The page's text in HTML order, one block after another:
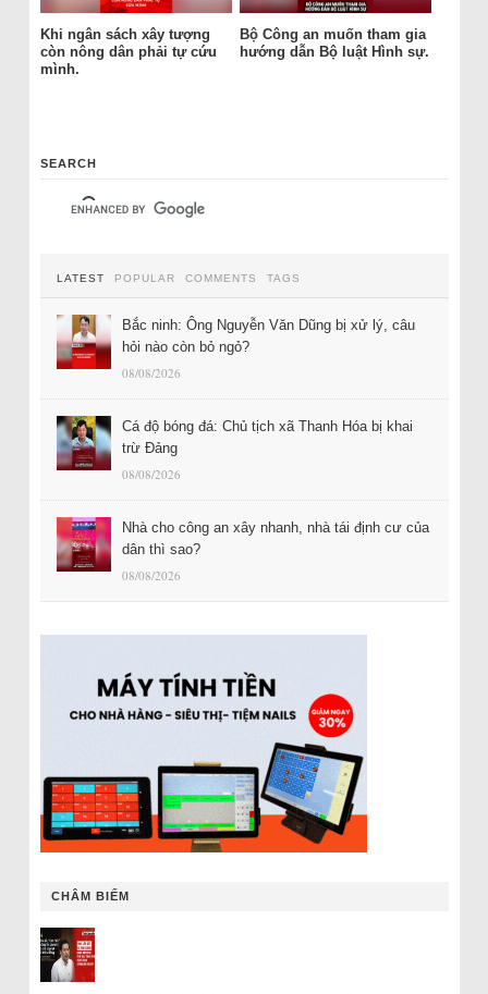
Khi ngân sách xây tượng
còn nông dân phải tự cứu
mình.
Bộ Công an muốn tham gia
hướng dẫn Bộ luật Hình sự.
SEARCH
LATEST POPULAR COMMENTS TAGS
Bắc ninh: Ông Nguyễn Văn Dũng bị xử lý, câu
hỏi nào còn bỏ ngỏ?
08/08/2026
Cá độ bóng đá: Chủ tịch xã Thanh Hóa bị khai
trừ Đảng
08/08/2026
Nhà cho công an xây nhanh, nhà tái định cư của
dân thì sao?
08/08/2026
CHÂM BIẾM